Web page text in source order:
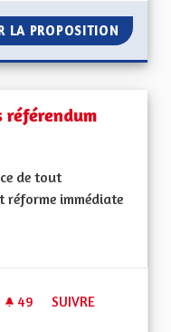
LA PROPOSITION
référendum
de tout
réforme immédiate
: Autres
49 49 ABONNÉS
SUIVRE